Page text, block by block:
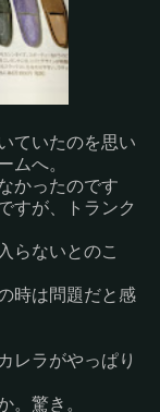
ていたのを思い
ムへ。
かったのです
すが、トランク
らないとのこ
時は問題だと感
レラがやっぱり
。驚き。